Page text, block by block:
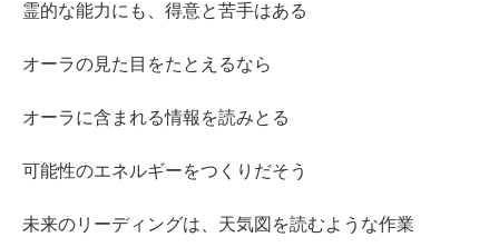
霊的な能力にも、得意と苦手はある
オーラの見た目をたとえるなら
オーラに含まれる情報を読みとる
可能性のエネルギーをつくりだそう
未来のリーディングは、天気図を読むような作業